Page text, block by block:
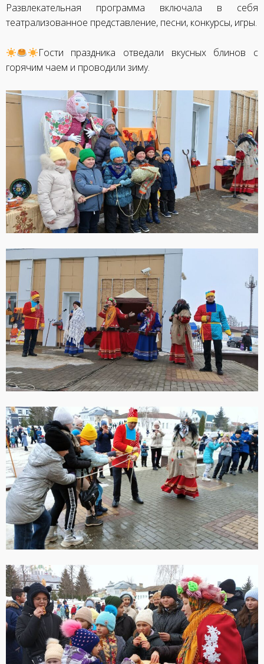
Развлекательная программа включала в себя
театрализованное представление, песни, конкурсы, игры.
Гости праздника отведали вкусных блинов с
горячим чаем и проводили зиму.